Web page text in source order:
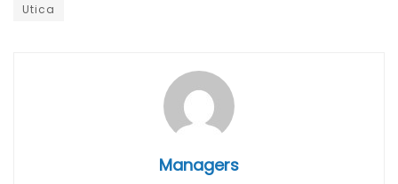
Utica
Managers